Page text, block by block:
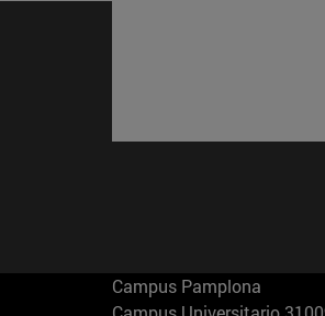
Campus Pamplona